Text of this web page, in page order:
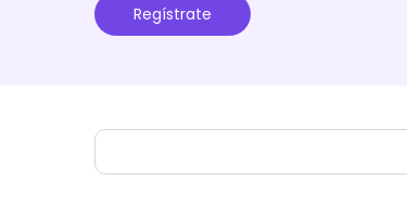
Regístrate